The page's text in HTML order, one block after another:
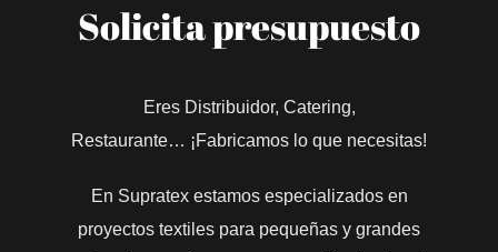
Solicita presupuesto
Eres Distribuidor, Catering,
Restaurante… ¡Fabricamos lo que necesitas!
En Supratex estamos especializados en
proyectos textiles para pequeñas y grandes